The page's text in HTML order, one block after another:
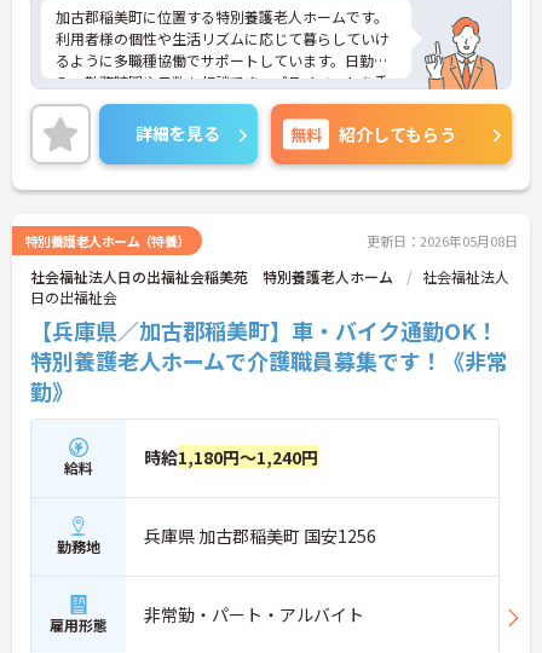
加古郡稲美町に位置する特別養護老人ホームです。
利用者様の個性や生活リズムに応じて暮らしていけ
るように多職種協働でサポートしています。日勤の
み、勤務時間や日数も相談でき、プライベートを重
視されたい方におすすめです。ご興味ある方には、
面接対策ポイントなど、さらに詳細をお話しいたし
ますのでお気軽にご相談ください！
詳細を見る 無料 紹介してもらう
特別養護老人ホーム（特養） 更新日：2026年05月08日
社会福祉法人日の出福祉会稲美苑 特別養護老人ホーム
社会福祉法人
日の出福祉会
【兵庫県／加古郡稲美町】車・バイク通勤OK！
特別養護老人ホームで介護職員募集です！《非常
勤》
給料 時給1,180円～1,240円
勤務地 兵庫県 加古郡稲美町 国安1256
雇用形態 非常勤・パート・アルバイト